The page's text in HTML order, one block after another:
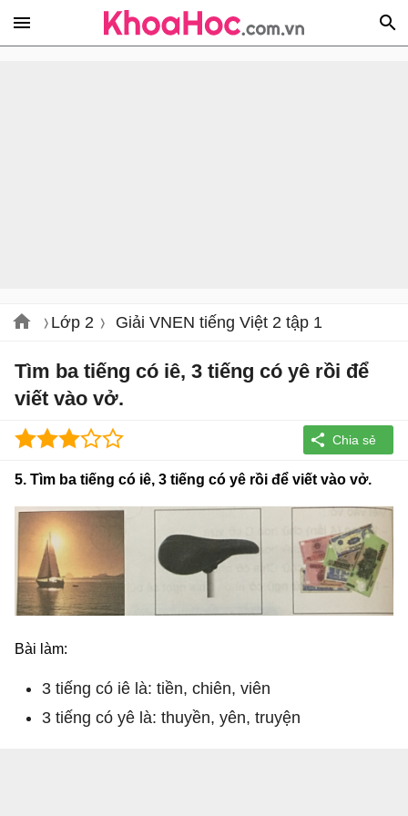
Lớp 2 Giải VNEN tiếng Việt 2 tập 1
Tìm ba tiếng có iê, 3 tiếng có yê rồi để
viết vào vở.
5. Tìm ba tiếng có iê, 3 tiếng có yê rồi để viết vào vở.
Bài làm:
3 tiếng có iê là: tiền, chiên, viên
3 tiếng có yê là: thuyền, yên, truyện